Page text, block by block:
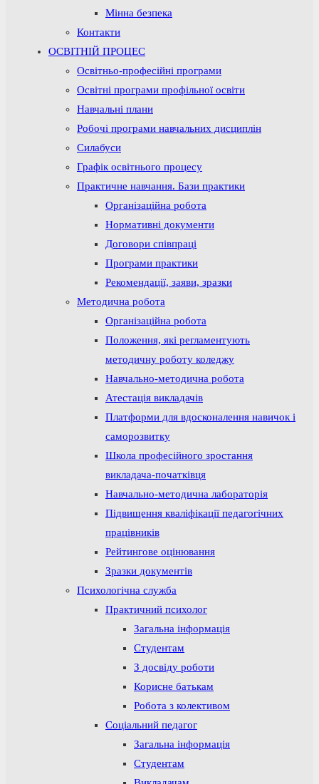
Мінна безпека
Контакти
ОСВІТНІЙ ПРОЦЕС
Освітньо-професійні програми
Освітні програми профільної освіти
Навчальні плани
Робочі програми навчальних дисциплін
Силабуси
Графік освітнього процесу
Практичне навчання. Бази практики
Організаційна робота
Нормативні документи
Договори співпраці
Програми практики
Рекомендації, заяви, зразки
Методична робота
Організаційна робота
Положення, які регламентують
методичну роботу коледжу
Навчально-методична робота
Атестація викладачів
Платформи для вдосконалення навичок і
саморозвитку
Школа професійного зростання
викладача-початківця
Навчально-методична лабораторія
Підвищення кваліфікації педагогічних
працівників
Рейтингове оцінювання
Зразки документів
Психологічна служба
Практичний психолог
Загальна інформація
Студентам
З досвіду роботи
Корисне батькам
Робота з колективом
Соціальний педагог
Загальна інформація
Студентам